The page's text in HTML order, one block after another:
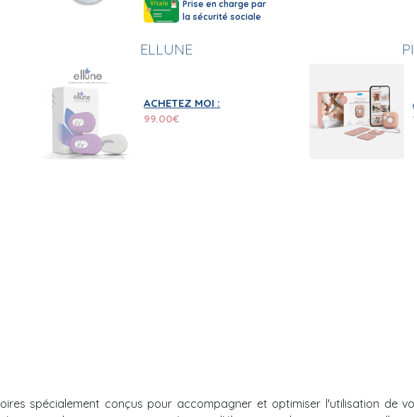
Prise en charge par
la sécurité sociale
ELLUNE
ACHETEZ MOI :
99.00€
spécialement conçus pour accompagner et optimiser l'utilisation de